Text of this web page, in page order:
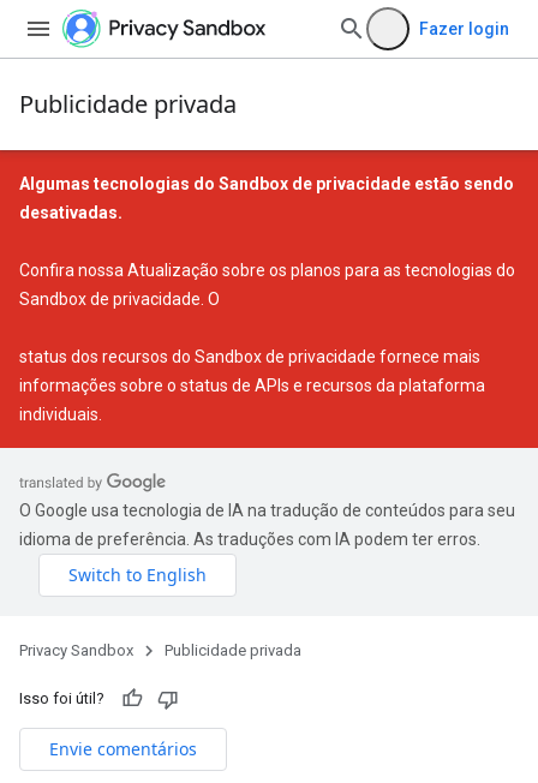
Fazer login
Publicidade privada
Algumas tecnologias do Sandbox de privacidade estão sendo
desativadas.
Confira nossa Atualização sobre os planos para as tecnologias do
Sandbox de privacidade . O
status dos recursos do Sandbox de privacidade fornece mais
informações sobre o status de APIs e recursos da plataforma
individuais.
O Google usa tecnologia de IA na tradução de conteúdos para seu
idioma de preferência. As traduções com IA podem ter erros.
Privacy Sandbox Publicidade privada
Isso foi útil?
Envie comentários